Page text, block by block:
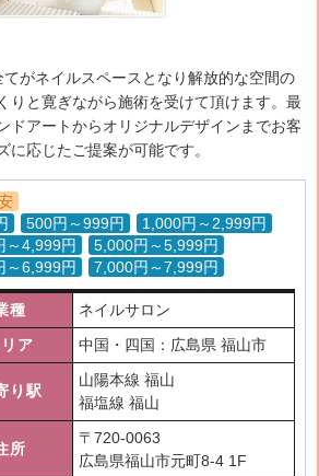
てがネイルスペースとなり解放的な空間の
りと寛ぎながら施術を受けて頂けます。最
ドアートからオリジナルデザインまでお客
に応じたご提案が可能です。
500円～999円
1,000円～2,999円
～4,999円
5,000円～5,999円
～6,999円
7,000円～7,999円
種
ネイルサロン
ア
中国・四国：広島県 福山市
り駅
山陽本線 福山
福塩線 福山
所
〒 720-0063
広島県福山市元町8-4 1F